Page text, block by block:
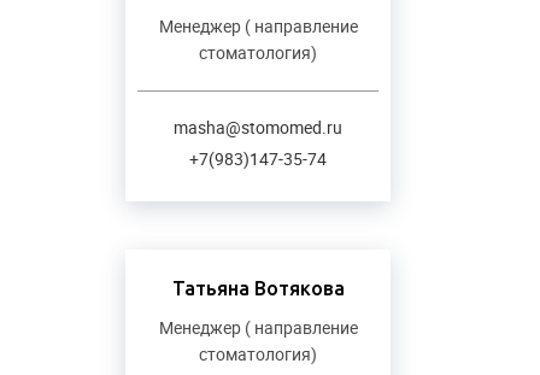
Менеджер ( направление
стоматология)
masha@stomomed.ru
+7(983)147-35-74
Татьяна Вотякова
Менеджер ( направление
стоматология)